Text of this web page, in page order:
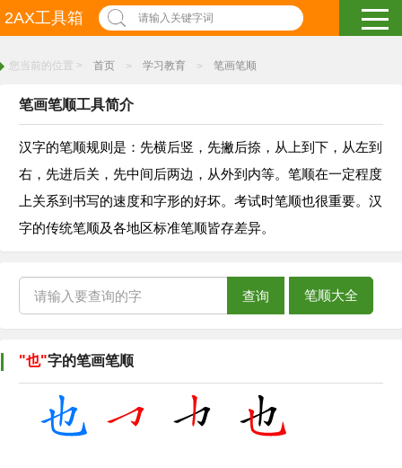
2AX工具箱 请输入关键字词
您当前的位置 > 首页 > 学习教育 > 笔画笔顺
笔画笔顺工具简介
汉字的笔顺规则是：先横后竖，先撇后捺，从上到下，从左到
右，先进后关，先中间后两边，从外到内等。笔顺在一定程度
上关系到书写的速度和字形的好坏。考试时笔顺也很重要。汉
字的传统笔顺及各地区标准笔顺皆存差异。
查询 笔顺大全
"也"字的笔画笔顺